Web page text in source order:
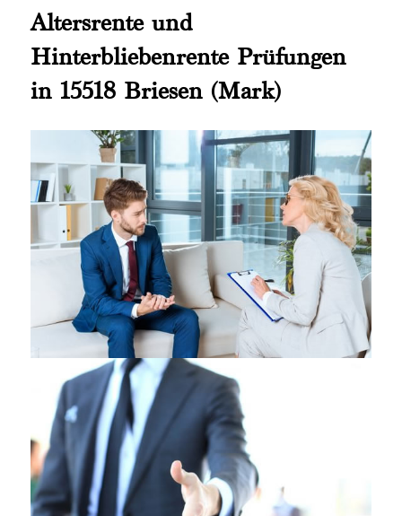
Altersrente und
Hinterbliebenrente Prüfungen
in 15518 Briesen (Mark)